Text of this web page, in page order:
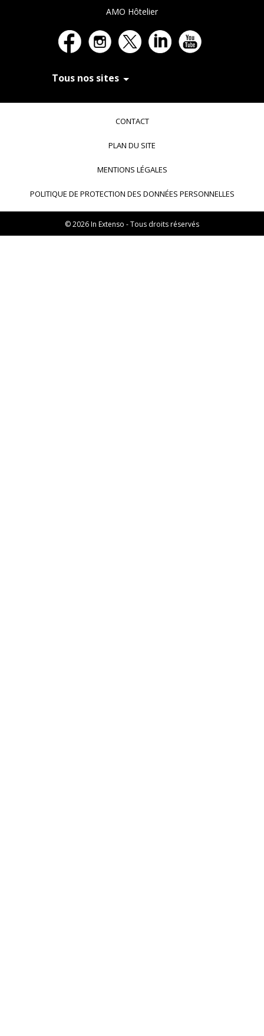
AMO Hôtelier
Tous nos sites
In Extenso Tourisme, Culture & Hôtellerie
Transaxio Hôtel, partenaire In Extenso
fulll, logiciel expert-comptable
CONTACT
PLAN DU SITE
MENTIONS LÉGALES
POLITIQUE DE PROTECTION DES DONNÉES PERSONNELLES
© 2026 In Extenso - Tous droits réservés